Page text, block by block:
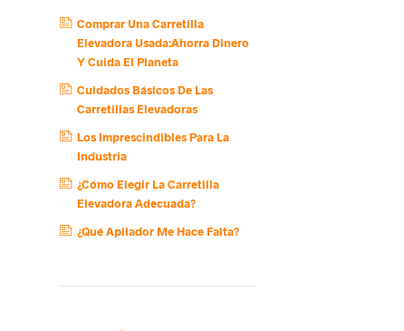
Comprar Una Carretilla
Elevadora Usada:Ahorra Dinero
Y Cuida El Planeta
Cuidados Básicos De Las
Carretillas Elevadoras
Los Imprescindibles Para La
Industria
¿Cómo Elegir La Carretilla
Elevadora Adecuada?
¿Qué Apilador Me Hace Falta?